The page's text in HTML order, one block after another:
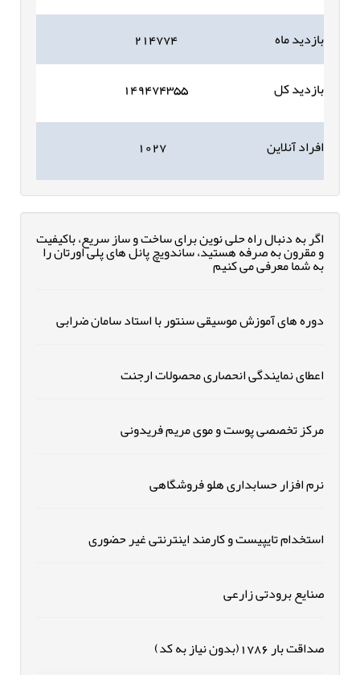
بازدید ماه
۲۱۴۷۷۴
بازدید کل
۱۴۹۴۷۴۳۵۵
افراد آنلاین ۱۰۲۷
اگر به دنبال راه حلی نوین برای ساخت و ساز سریع، باکیفیت
و مقرون به صرفه هستید، ساندویچ پانل های پلی اورتان را
به شما معرفی می کنیم
دوره های آموزش موسیقی سنتور با استاد سامان ضرابی
اعطای نمایندگی انحصاری محصولات ارجنت
مرکز تخصصی پوست و موی مریم فریدونی
نرم افزار حسابداری هلو فروشگاهی
استخدام تایپیست و کارمند اینترنتی غیر حضوری
صنایع برودتی زارعی
صداقت بار 1786(بدون نیاز به کد)